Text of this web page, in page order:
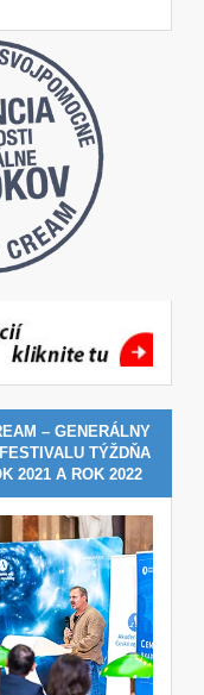
– GENERÁLNY
TÝŽDŇA
2021 A ROK 2022